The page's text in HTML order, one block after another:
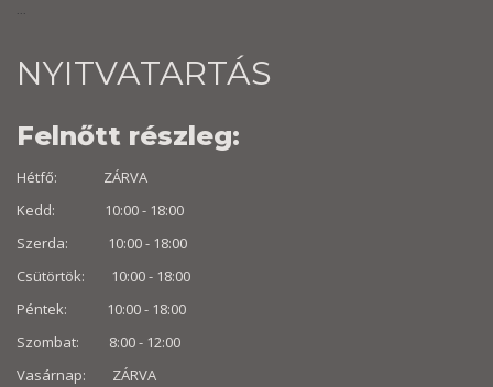
...
NYITVATARTÁS
Felnőtt részleg:
Hétfő: ZÁRVA
Kedd: 10:00 - 18:00
Szerda: 10:00 - 18:00
Csütörtök: 10:00 - 18:00
Péntek: 10:00 - 18:00
Szombat: 8:00 - 12:00
Vasárnap: ZÁRVA